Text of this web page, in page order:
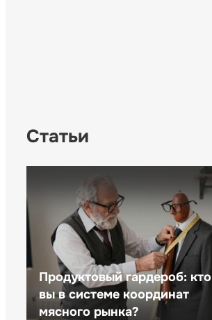
Статьи
Продуктовый гардероб: кто
вы в системе координат
мясного рынка?